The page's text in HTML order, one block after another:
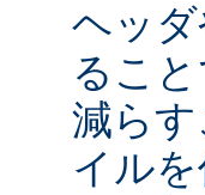
ヘッ
るこ
減ら
イル